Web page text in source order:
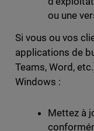
ou une
Si vous ou vos
applications de
Teams, Word,
Windows :
Mettez à